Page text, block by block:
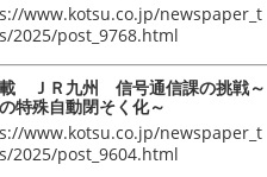
www.kotsu.co.jp/newspaper_t
2025/post_9768.html
ＪＲ九州 信号通信課の挑戦～
特殊自動閉そく化～
www.kotsu.co.jp/newspaper_t
2025/post_9604.html